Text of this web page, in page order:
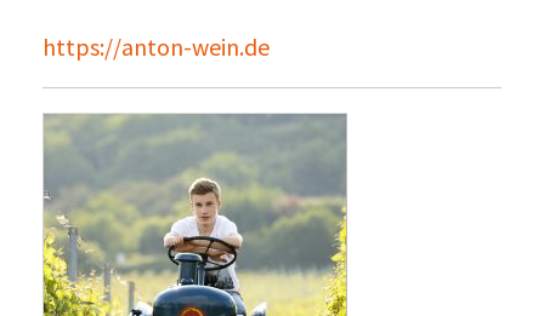
https://anton-wein.de